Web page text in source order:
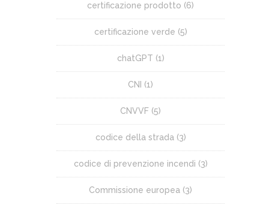
certificazione prodotto (6)
certificazione verde (5)
chatGPT (1)
CNI (1)
CNVVF (5)
codice della strada(3)
codice di prevenzione incendi (3)
Commissione europea (3)